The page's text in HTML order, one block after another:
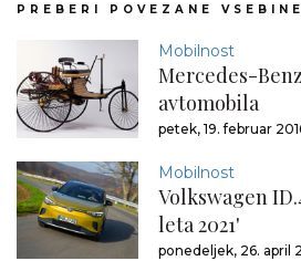
PREBERI POVEZANE VSEBINE
Mobilnost
Mercedes-
avtomobila
petek, 19. februar
Mobilnost
Volkswagen
leta 2021'
ponedeljek, 26. april